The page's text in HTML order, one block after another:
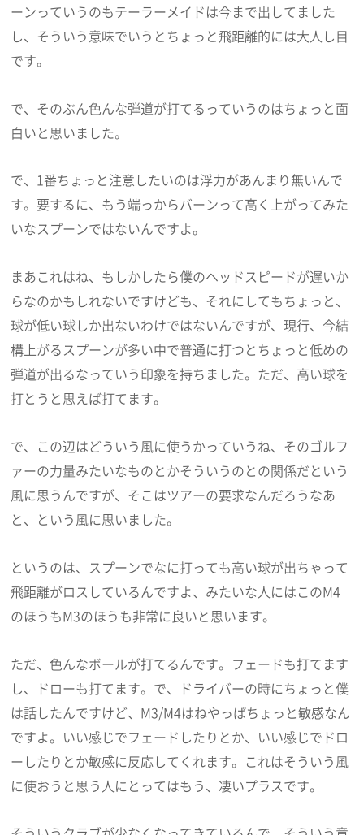
ーンっていうのもテーラーメイドは今まで出してました
し、そういう意味でいうとちょっと飛距離的には大人し目
です。
で、そのぶん色んな弾道が打てるっていうのはちょっと面
白いと思いました。
で、1番ちょっと注意したいのは浮力があんまり無いんで
す。要するに、もう端っからバーンって高く上がってみた
いなスプーンではないんですよ。
まあこれはね、もしかしたら僕のヘッドスピードが遅いか
らなのかもしれないですけども、それにしてもちょっと、
球が低い球しか出ないわけではないんですが、現行、今結
構上がるスプーンが多い中で普通に打つとちょっと低めの
弾道が出るなっていう印象を持ちました。ただ、高い球を
打とうと思えば打てます。
で、この辺はどういう風に使うかっていうね、そのゴルフ
ァーの力量みたいなものとかそういうのとの関係だという
風に思うんですが、そこはツアーの要求なんだろうなあ
と、という風に思いました。
というのは、スプーンでなに打っても高い球が出ちゃって
飛距離がロスしているんですよ、みたいな人にはこのM4
のほうもM3のほうも非常に良いと思います。
ただ、色んなボールが打てるんです。フェードも打てます
し、ドローも打てます。で、ドライバーの時にちょっと僕
は話したんですけど、M3/M4はねやっぱちょっと敏感なん
ですよ。いい感じでフェードしたりとか、いい感じでドロ
ーしたりとか敏感に反応してくれます。これはそういう風
に使おうと思う人にとってはもう、凄いプラスです。